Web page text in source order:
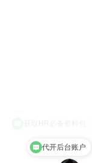
代开后台账户